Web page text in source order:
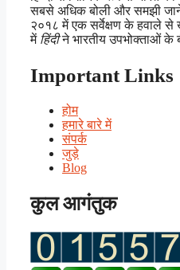
सबसे अधिक बोली और समझी
२०१८ में एक सर्वेक्षण के हवाले से
में हिंदीने भारतीय उपभोक्ताओं के
Important Links
होम
हमारे बारे में
संपर्क
जुड़े
Blog
कुल आगंतुक